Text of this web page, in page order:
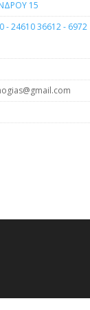
15
- 24610 36612 - 6972